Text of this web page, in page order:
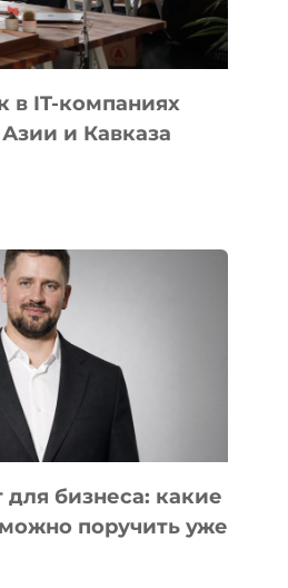
в IT-компаниях
и Кавказа
бизнеса: какие
поручить уже